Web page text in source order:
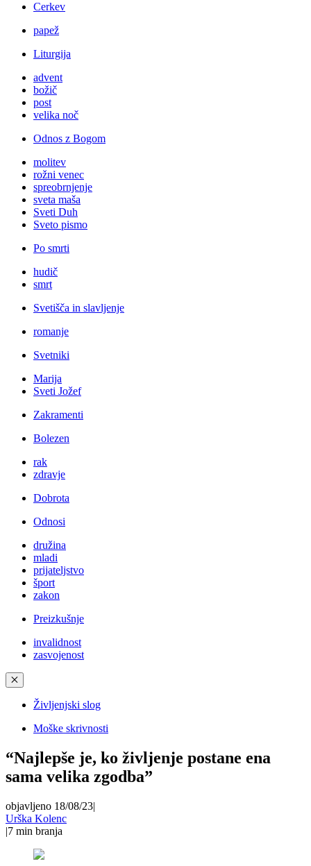
Cerkev
papež
Liturgija
advent
božič
post
velika noč
Odnos z Bogom
molitev
rožni venec
spreobrnjenje
sveta maša
Sveti Duh
Sveto pismo
Po smrti
hudič
smrt
Svetišča in slavljenje
romanje
Svetniki
Marija
Sveti Jožef
Zakramenti
Bolezen
rak
zdravje
Dobrota
Odnosi
družina
mladi
prijateljstvo
šport
zakon
Preizkušnje
invalidnost
zasvojenost
✕
Življenjski slog
Moške skrivnosti
“Najlepše je, ko življenje postane ena
sama velika zgodba”
objavljeno 18/08/23|
Urška Kolenc
|7 min branja